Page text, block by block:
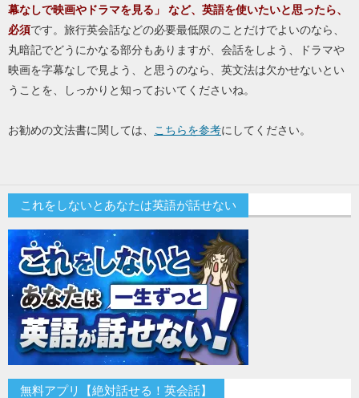
幕なしで映画やドラマを見る」 など、英語を使いたいと思ったら、
必須です。旅行英会話などの必要最低限のことだけでよいのなら、
丸暗記でどうにかなる部分もありますが、会話をしよう、ドラマや
映画を字幕なしで見よう、と思うのなら、英文法は欠かせないとい
うことを、しっかりと知っておいてくださいね。
お勧めの文法書に関しては、 こちらを参考にしてください。
これをしないとあなたは英語が話せない
無料アプリ【絶対話せる！英会話】